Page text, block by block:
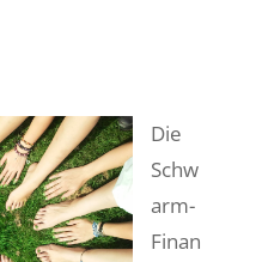
Die
Schw
arm-
Finan